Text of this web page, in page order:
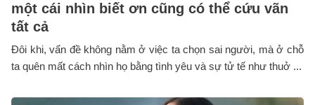
một cái nhìn biết ơn cũng có thể cứu vãn
tất cả
Đôi khi, vấn đề không nằm ở việc ta chọn sai người, mà ở chỗ
ta quên mất cách nhìn họ bằng tình yêu và sự tử tế như thuở ...